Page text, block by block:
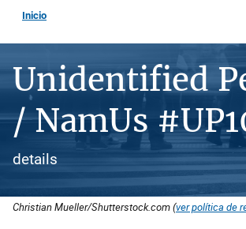
Inicio
Unidentified
/ NamUs
details
Christian Mueller/Shutterstock.com (ver política de